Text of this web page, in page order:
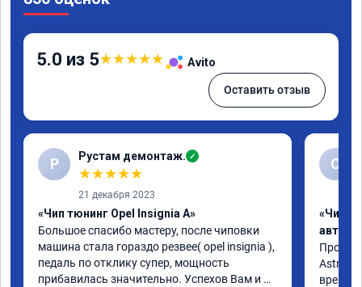
5.0 из 5★★★★★ Avito
Оставить отзыв
Р Рустам демонтаж. ✓
★★★★★
21 декабря 2023
«Чип тюнинг Opel Insignia A»
Большое спасибо мастеру, после чиповки
машина стала гораздо резвее( opel insignia ),
педаль по отклику супер, мощность
прибавилась значительно. Успехов Вам и
С
«Чип
Astra J